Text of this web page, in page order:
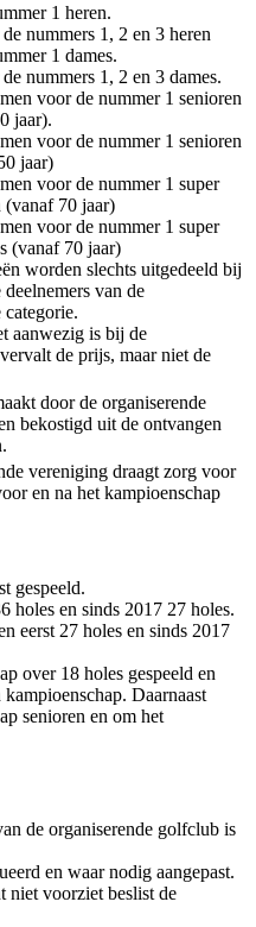
1 heren.
nummers 1, 2 en 3 heren
1 dames.
nummers 1, 2 en 3 dames.
voor de nummer 1 senioren
jaar).
voor de nummer 1 senioren
jaar)
voor de nummer 1 super
(vanaf 70 jaar)
voor de nummer 1 super
(vanaf 70 jaar)
worden slechts uitgedeeld bij
van de
categorie.
aanwezig is bij de
de prijs, maar niet de
door de organiserende
bekostigd uit de ontvangen
vereniging draagt zorg voor
en na het kampioenschap
gespeeld.
holes en sinds 2017 27 holes.
eerst 27 holes en sinds 2017
over 18 holes gespeeld en
kampioenschap. Daarnaast
senioren en om het
de organiserende golfclub is
en waar nodig aangepast.
niet voorziet beslist de